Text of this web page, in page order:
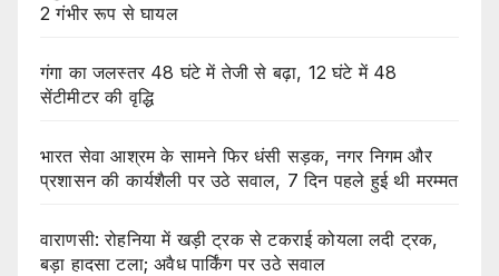
2 गंभीर रूप से घायल
गंगा का जलस्तर 48 घंटे में तेजी से बढ़ा, 12 घंटे में 48
सेंटीमीटर की वृद्धि
भारत सेवा आश्रम के सामने फिर धंसी सड़क, नगर निगम और
प्रशासन की कार्यशैली पर उठे सवाल, 7 दिन पहले हुई थी मरम्मत
वाराणसी: रोहनिया में खड़ी ट्रक से टकराई कोयला लदी ट्रक,
बड़ा हादसा टला; अवैध पार्किंग पर उठे सवाल